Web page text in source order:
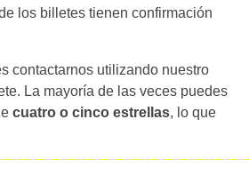
los billetes tienen confirmación
contactarnos utilizando nuestro
La mayoría de las veces puedes
cuatro o cinco estrellas, lo que